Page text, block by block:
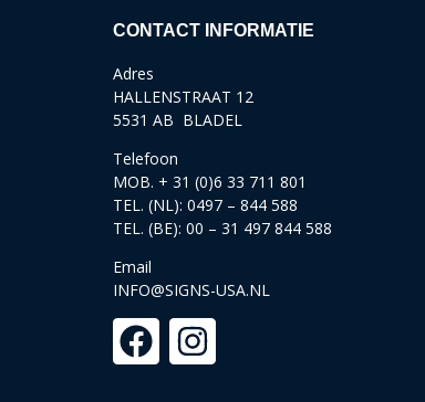
CONTACT INFORMATIE
Adres
HALLENSTRAAT 12
5531 AB BLADEL
Telefoon
MOB. + 31 (0)6 33 711 801
TEL. (NL): 0497 – 844 588
TEL. (BE): 00 – 31 497 844 588
Email
INFO@SIGNS-USA.NL